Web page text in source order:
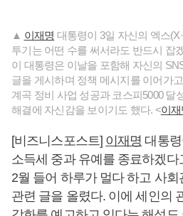
▲ 이재명 대통령이 3일 자신의 엑스
투기는 어떤 수를 써서라도 반드시 잡
이 대통령은 이날을 포함해 자신의
글을 게시하며 정책 메시지를 이어가
계곡 정비 사업 성공과 코스피5000 달
해결에 자신감을 보이기도 했다. <이재
[비즈니스포스트] 이재명 대통
소득세 중과 유예를 종료하겠
2월 들어 하루가 멀다 하고 사회
관련 글을 올렸다. 이에 세인의